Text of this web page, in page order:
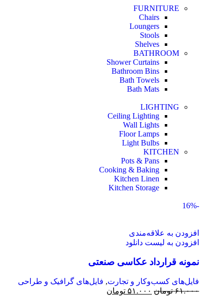
FURNITURE
Chairs
Loungers
Stools
Shelves
BATHROOM
Shower Curtains
Bathroom Bins
Bath Towels
Bath Mats
LIGHTING
Ceiling Lighting
Wall Lights
Floor Lamps
Light Bulbs
KITCHEN
Pots & Pans
Cooking & Baking
Kitchen Linen
Kitchen Storage
-16%
افزودن به علاقه‌مندی
افزودن به لیست دانلود
نمونه قرارداد عکاسی صنعتی
فایل‌های کسب‌وکار و تجارت, فایل‌های گرافیک و طراحی
۶۱.۰۰۰ تومان ۵۱.۰۰۰ تومان